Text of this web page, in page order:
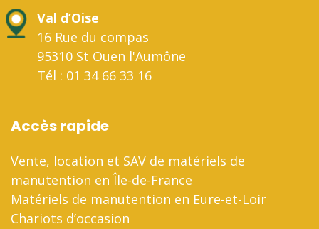
Val d’Oise
16 Rue du compas
95310 St Ouen l'Aumône
Tél : 01 34 66 33 16
Accès rapide
Vente, location et SAV de matériels de
manutention en Île-de-France
Matériels de manutention en Eure-et-Loir
Chariots d’occasion